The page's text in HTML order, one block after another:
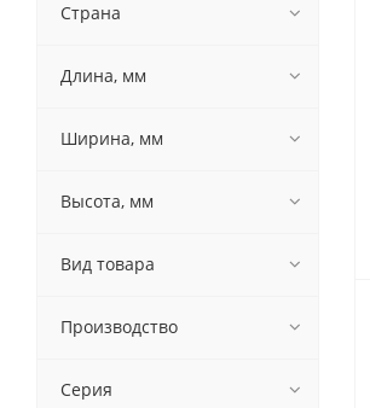
Страна
Длина, мм
Ширина, мм
Высота, мм
Вид товара
Производство
Серия